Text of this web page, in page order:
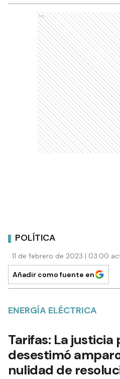
Ads
POLÍTICA
11 de febrero de 2023 | 03:00
Añadir como fuente en
ENERGÍA ELÉCTRICA
Tarifas: La justicia
desestimó
nulidad de